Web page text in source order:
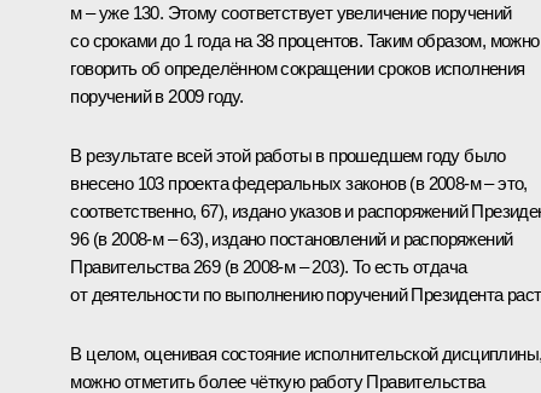
м – уже 130. Этому соответствует увеличение поручений
со сроками до 1 года на 38 процентов. Таким образом, можно
говорить об определённом сокращении сроков исполнения
поручений в 2009 году.
В результате всей этой работы в прошедшем году было
внесено 103 проекта федеральных законов (в 2008-м – это,
соответственно, 67), издано указов и распоряжений
96 (в 2008-м – 63), издано постановлений и распоряжений
Правительства 269 (в 2008-м – 203). То есть отдача
от деятельности по выполнению поручений Президента
В целом, оценивая состояние исполнительской
можно отметить более чёткую работу Правительства